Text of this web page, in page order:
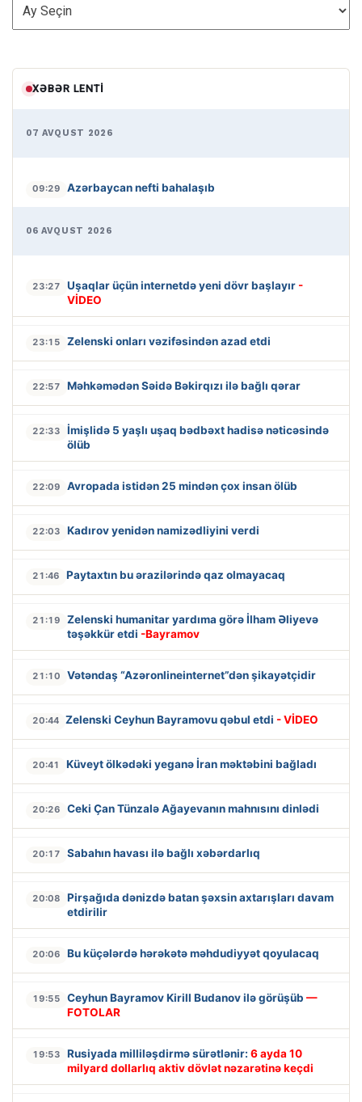
XƏBƏR LENTI
07 AVQUST 2026
09:29 Azərbaycan nefti bahalaşıb
06 AVQUST 2026
23:27 Uşaqlar üçün internetdə yeni dövr başlayır -
VİDEO
23:15 Zelenski onları vəzifəsindən azad etdi
22:57 Məhkəmədən Səidə Bəkirqızı ilə bağlı qərar
22:33
İmişlidə 5 yaşlı uşaq bədbəxt hadisə nəticəsində
ölüb
22:09 Avropada istidən 25 mindən çox insan ölüb
22:03 Kadırov yenidən namizədliyini verdi
21:46 Paytaxtın bu ərazilərində qaz olmayacaq
21:19
Zelenski humanitar yardıma görə İlham Əliyevə
təşəkkür etdi -Bayramov
21:10 Vətəndaş “Azəronlineinternet”dən şikayətçidir
20:44 Zelenski Ceyhun Bayramovu qəbul etdi - VİDEO
20:41 Küveyt ölkədəki yeganə İran məktəbini bağladı
20:26 Ceki Çan Tünzalə Ağayevanın mahnısını dinlədi
20:17 Sabahın havası ilə bağlı xəbərdarlıq
20:08
Pirşağıda dənizdə batan şəxsin axtarışları davam
etdirilir
20:06 Bu küçələrdə hərəkətə məhdudiyyət qoyulacaq
19:55 Ceyhun Bayramov Kirill Budanov ilə görüşüb —
FOTOLAR
19:53 Rusiyada milliləşdirmə sürətlənir: 6 ayda 10
milyard dollarlıq aktiv dövlət nəzarətinə keçdi